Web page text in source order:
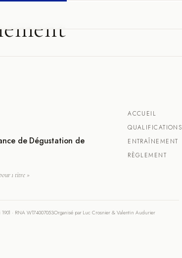
de Dégustation de
1 titre »
ACCUEIL
QUALIFICATIONS
ENTRAÎNEMENT
RÈGLEMENT
· RNA W174007053Organisé par Luc Crosnier & Valentin Audurier